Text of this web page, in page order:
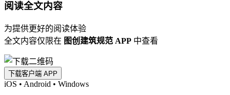
阅读全文内容
为提供更好的阅读体验
全文内容仅限在 图创建筑规范 APP 中查看
下载客户端 APP
iOS • Android • Windows